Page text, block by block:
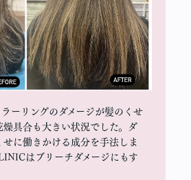
ーリングのダメージが髪のくせ
燥具合も大きい状況でした。ダ
せに働きかける成分を手法しま
はブリーチダメージにもす